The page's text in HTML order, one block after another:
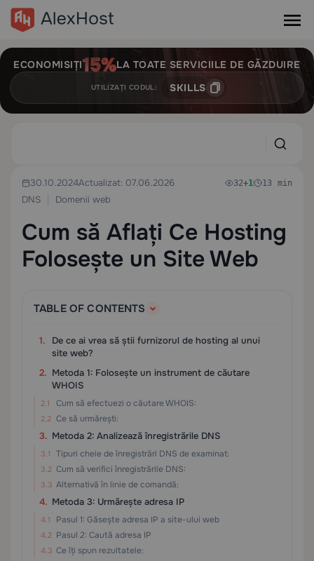
ECONOMISIȚI LA TOATE SERVICIILE DE GĂZDUIRE
UTILIZAȚI CODUL: SKILLS
30.10.2024Actualizat: 07.06.2026
DNS
Domenii web
32+1 13 min
Cum să Aflați Ce Hosting
Folosește un Site Web
TABLE OF CONTENTS
De ce ai vrea să știi furnizorul de hosting al unui
site web?
Metoda 1: Folosește un instrument de căutare
WHOIS
Cum să efectuezi o căutare WHOIS:
Ce să urmărești:
Metoda 2: Analizează înregistrările DNS
Tipuri cheie de înregistrări DNS de examinat:
Cum să verifici înregistrările DNS:
Alternativă în linie de comandă:
Metoda 3: Urmărește adresa IP
Pasul 1: Găsește adresa IP a site-ului web
Pasul 2: Caută adresa IP
Ce îți spun rezultatele: